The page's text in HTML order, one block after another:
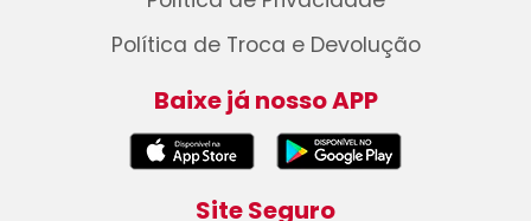
Política de Troca e Devolução
Baixe já nosso APP
Site Seguro